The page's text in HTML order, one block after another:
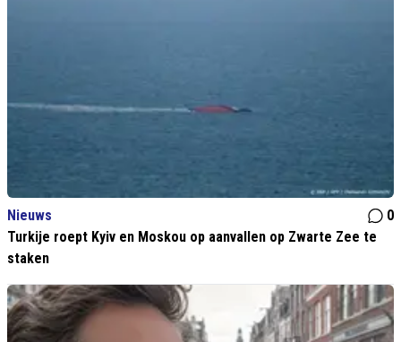
Nieuws
0
Turkije roept Kyiv en Moskou op aanvallen op Zwarte Zee te
staken